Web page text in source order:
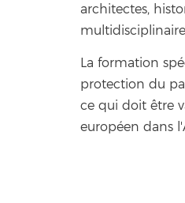
architectes,
La formation
protection du
ce qui doit être
européen dans